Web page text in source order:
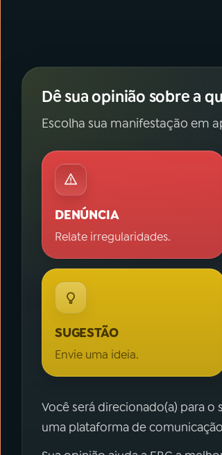
Dê sua opinião sobre a
Escolha sua manifestação em
DENÚNCIA
Relate irregularidades.
SUGESTÃO
Envie uma ideia.
Você será direcionado(a) para o
uma plataforma de